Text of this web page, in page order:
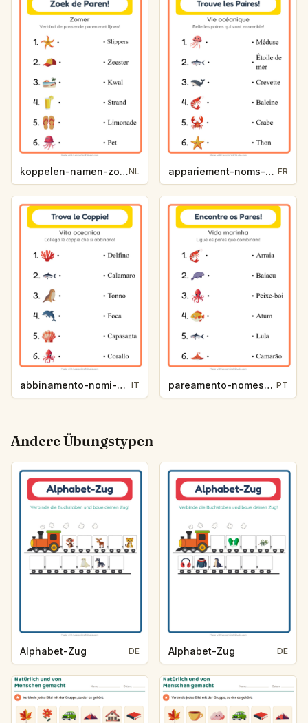
koppelen-namen-zomer-5b91NL appariement-noms-vie-oceanique-5748 FR
abbinamento-nomi-d8b2 IT pareamento-nomes-4941 PT
Andere Übungstypen
Alphabet-Zug DE Alphabet-Zug DE